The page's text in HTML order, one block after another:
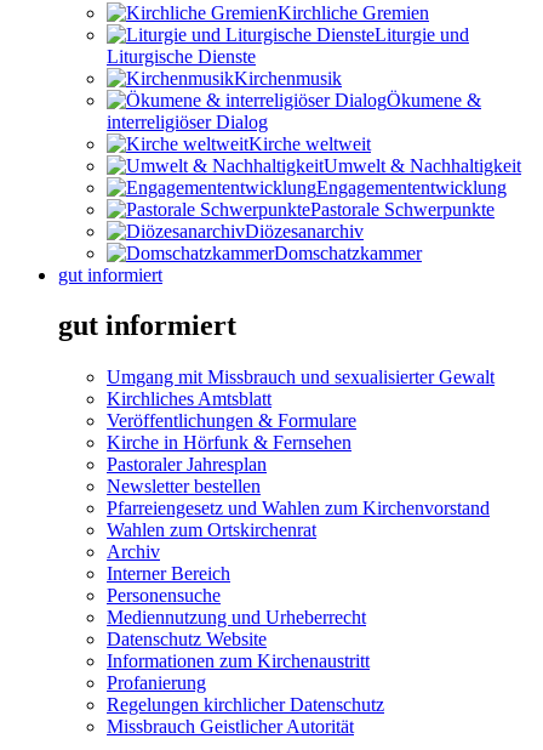
Kirchliche Gremien
Liturgie und
Liturgische Dienste
Kirchenmusik
Ökumene &
interreligiöser Dialog
Kirche weltweit
Umwelt & Nachhaltigkeit
Engagemententwicklung
Pastorale Schwerpunkte
Diözesanarchiv
Domschatzkammer
gut informiert
gut informiert
Umgang mit Missbrauch und sexualisierter Gewalt
Kirchliches Amtsblatt
Veröffentlichungen & Formulare
Kirche in Hörfunk & Fernsehen
Pastoraler Jahresplan
Newsletter bestellen
Pfarreiengesetz und Wahlen zum Kirchenvorstand
Wahlen zum Ortskirchenrat
Archiv
Interner Bereich
Personensuche
Mediennutzung und Urheberrecht
Datenschutz Website
Informationen zum Kirchenaustritt
Profanierung
Regelungen kirchlicher Datenschutz
Missbrauch Geistlicher Autorität